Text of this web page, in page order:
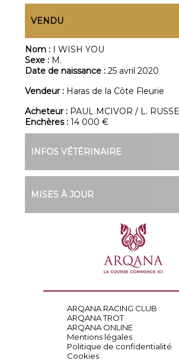
VENDU
Nom : I WISH YOU
Sexe : M.
Date de naissance :25 avril 2020
Vendeur : Haras de la Côte Fleurie
Acheteur : PAUL MCIVOR / L.
Enchères :14 000 €
INFOS VÉTÉRINAIRE
MISES À JOUR
ARQANA RACING CLUB
ARQANA TROT
ARQANA ONLINE
Mentions légales
Politique de confidentialité
Cookies